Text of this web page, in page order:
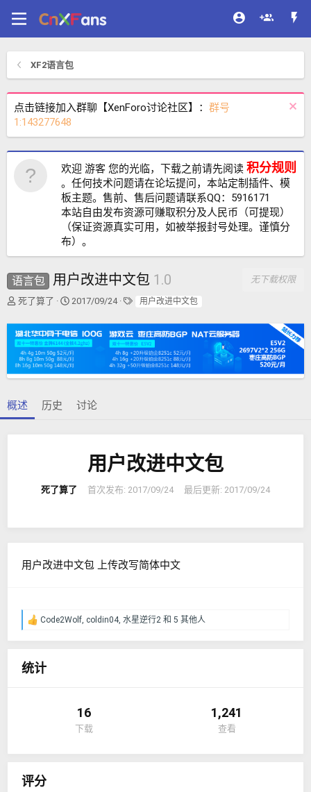
XF2语言包
点击链接加入群聊【XenForo讨论社区】： 群号
1:143277648
欢迎 游客 您的光临，下载之前请先阅读 积分规则
。任何技术问题请在论坛提问，本站定制插件、模
板主题。售前、售后问题请联系QQ：5916171
本站自由发布资源可赚取积分及人民币（可提现）
（保证资源真实可用，如被举报封号处理。谨慎分
布）。
语言包 用户改进中文包 1.0
无下载权限
作
死了算了
创
日
期
2017/09/24
标用户改进中文包
概述 历史 讨论
用户改进中文包
死了算了 首次发布: 2017/09/24 最后更新: 2017/09/24
用户改进中文包 上传改写简体中文
反 Code2Wolf coldin04, 水星逆行2 和 5 其他人
统计
16
下载
1,241
查看
评分